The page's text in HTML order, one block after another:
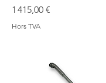
Prix
1 415,00 €
Hors TVA